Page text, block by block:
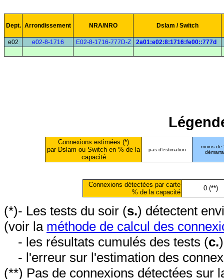
Dept. Arrondissement NRA/NRO Dslam / Switch
e02 e02-8-1716 E02-8-1716-777D-Z 2a01:e02:8:1716:fe00::777d
Connexions estimées (*)
par Dslam ou Switch en % de la
capacité
pas d'estimation
moins de
Connexions détectées par carte
% de la capacité
0 (**)
(*)- Les tests du soir (s.) détectent
(voir la méthode de calcul des
- les résultats cumulés des tests (c.
- l'erreur sur l'estimation des
(**) Pas de connexions détectées sur